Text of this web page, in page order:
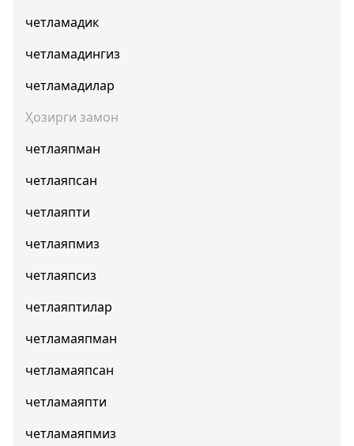
четламадик
четламадингиз
четламадилар
Ҳозирги замон
четлаяпман
четлаяпсан
четлаяпти
четлаяпмиз
четлаяпсиз
четлаяптилар
четламаяпман
четламаяпсан
четламаяпти
четламаяпмиз